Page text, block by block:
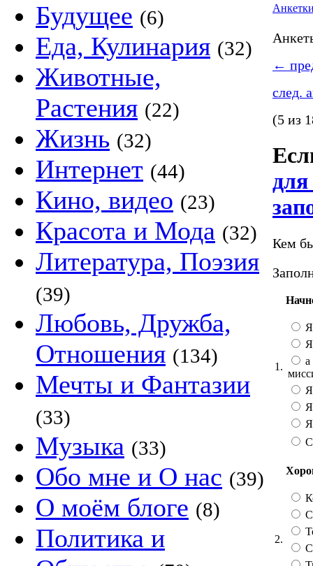
Будущее (6)
Еда, Кулинария (32)
Животные,
Растения (22)
Жизнь (32)
Интернет (44)
Кино, видео (23)
Красота и Мода (32)
Литература, Поэзия
(39)
Любовь, Дружба,
Отношения (134)
Мечты и Фантазии
(33)
Музыка (33)
Обо мне и О нас (39)
О моём блоге (8)
Политика и
←
след.
(5 из
для
Кем
1.
а
2.